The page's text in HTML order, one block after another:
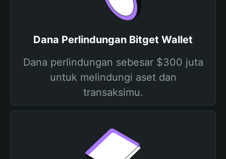
Dana Perlindungan Bitget Wallet
Dana perlindungan sebesar $300 juta
untuk melindungi aset dan
transaksimu.